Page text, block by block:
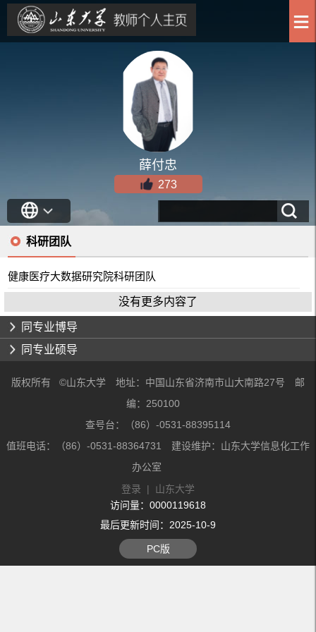
薛付忠
273
科研团队
健康医疗大数据研究院科研团队
没有更多内容了
同专业博导
同专业硕导
版权所有 ©山东大学 地址：中国山东省济南市山大南路27号 邮
编：250100
查号台：（86）-0531-88395114
值班电话：（86）-0531-88364731 建设维护：山东大学信息化工作
办公室
登录 | 山东大学
访问量： 0000119618
最后更新时间： 2025-10-9
PC版